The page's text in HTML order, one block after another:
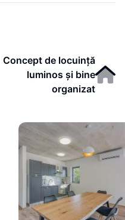
Concept de locuință
luminos și bine
organizat